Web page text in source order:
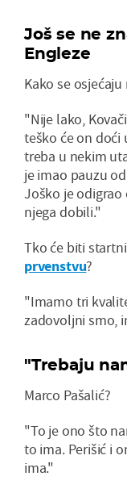
Još se ne
Engleze
Kako se
"Nije lako,
teško će on
treba u nekim
je imao pauzu
Joško je
njega dobili."
Tko će biti
prvenstvu?
"Imamo tri
zadovoljni smo,
"Trebaju
Marco Pašalić?
"To je ono što
to ima. Perišić i
ima."